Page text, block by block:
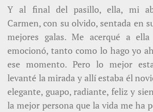
Y al final del pasillo, ella, mi
Carmen, con su olvido, sentada en
mejores galas. Me acerqué a
emocionó, tanto como lo hago yo
ese momento. Pero lo mejor
levanté la mirada y allí estaba él
elegante, guapo, radiante, feliz y
la mejor persona que la vida me ha